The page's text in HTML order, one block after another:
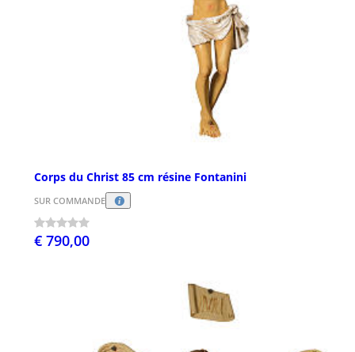
Corps du Christ 85 cm résine Fontanini
SUR COMMANDE
€ 790,00